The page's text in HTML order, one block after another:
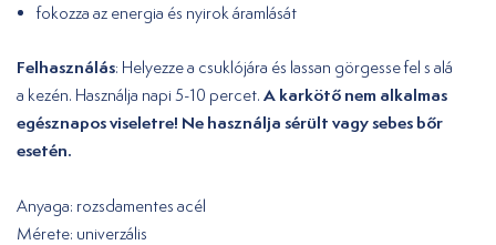
fokozza az energia és nyirok áramlását
Felhasználás: Helyezze a csuklójára és lassan görgesse fel s alá
a kezén. Használja napi 5-10 percet. A karkötő nem alkalmas
egésznapos viseletre! Ne használja sérült vagy sebes bőr
esetén.
Anyaga: rozsdamentes acél
Mérete: univerzális